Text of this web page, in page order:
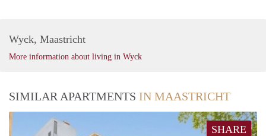
Wyck, Maastricht
More information about living in Wyck
SIMILAR APARTMENTS IN MAASTRICHT
SHARE